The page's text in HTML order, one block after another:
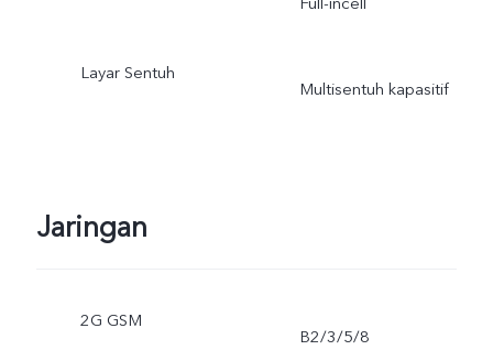
Layar Sentuh
Multisentuh kapasitif
Jaringan
2G GSM
B2/3/5/8